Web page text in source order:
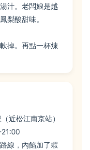
汁。老闆娘是越
梨酸甜味。
掉。再點一杯煉
近松江南京站）
線，內餡加了蝦